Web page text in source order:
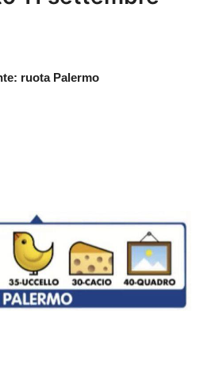
ruota Palermo